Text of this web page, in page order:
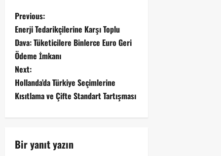
Previous:
Enerji Tedarikçilerine Karşı Toplu
Dava: Tüketicilere Binlerce Euro Geri
Ödeme İmkanı
Next:
Hollanda’da Türkiye Seçimlerine
Kısıtlama ve Çifte Standart Tartışması
Bir yanıt yazın